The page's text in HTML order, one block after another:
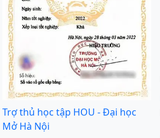
Trợ thủ học tập HOU - Đại học
Mở Hà Nội